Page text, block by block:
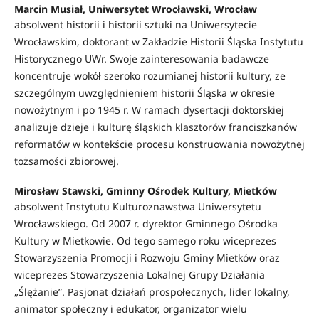
Marcin Musiał, Uniwersytet Wrocławski, Wrocław
absolwent historii i historii sztuki na Uniwersytecie
Wrocławskim, doktorant w Zakładzie Historii Śląska Instytutu
Historycznego UWr. Swoje zainteresowania badawcze
koncentruje wokół szeroko rozumianej historii kultury, ze
szczególnym uwzględnieniem historii Śląska w okresie
nowożytnym i po 1945 r. W ramach dysertacji doktorskiej
analizuje dzieje i kulturę śląskich klasztorów franciszkanów
reformatów w kontekście procesu konstruowania nowożytnej
tożsamości zbiorowej.
Mirosław Stawski, Gminny Ośrodek Kultury, Mietków
absolwent Instytutu Kulturoznawstwa Uniwersytetu
Wrocławskiego. Od 2007 r. dyrektor Gminnego Ośrodka
Kultury w Mietkowie. Od tego samego roku wiceprezes
Stowarzyszenia Promocji i Rozwoju Gminy Mietków oraz
wiceprezes Stowarzyszenia Lokalnej Grupy Działania
„Ślężanie”. Pasjonat działań prospołecznych, lider lokalny,
animator społeczny i edukator, organizator wielu